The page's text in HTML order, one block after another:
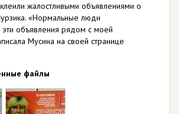
жалостливыми объявлениями о
«Нормальные люди
эти объявления рядом с моей
Мусина на своей странице
файлы